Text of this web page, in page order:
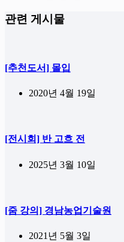
관련 게시물
[추천도서] 몰입
2020년 4월 19일
[전시회] 반 고흐 전
2025년 3월 10일
[줌 강의] 경남농업기술원
2021년 5월 3일